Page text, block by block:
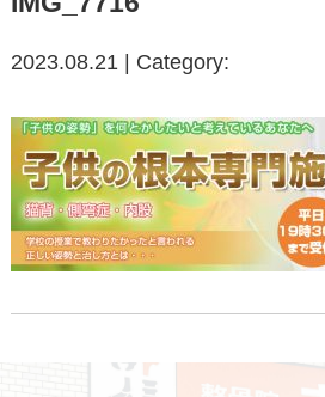
2023.08.21 | Category: